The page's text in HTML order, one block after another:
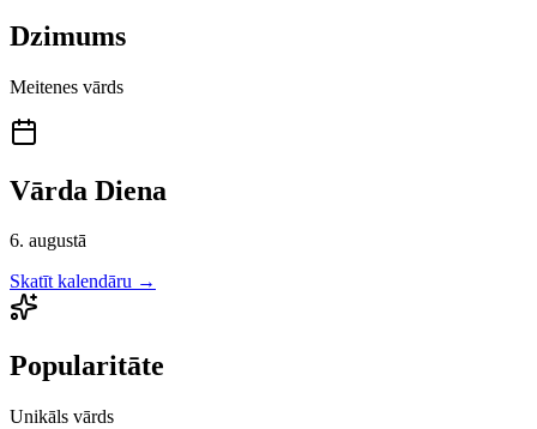
Dzimums
Meitenes vārds
Vārda Diena
6. augustā
Skatīt kalendāru →
Popularitāte
Unikāls vārds